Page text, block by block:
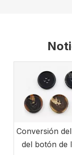
Conversión
del botón de